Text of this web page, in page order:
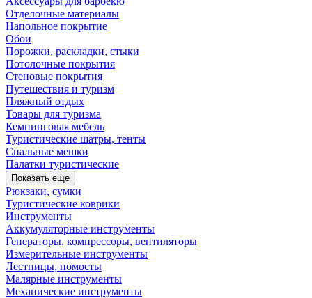
Отделочные материалы
Напольное покрытие
Обои
Порожки, раскладки, стыки
Потолочные покрытия
Стеновые покрытия
Путешествия и туризм
Пляжный отдых
Товары для туризма
Кемпинговая мебель
Туристические шатры, тенты
Спальные мешки
Палатки туристические
Показать еще
Рюкзаки, сумки
Туристические коврики
Инструменты
Аккумуляторные инструменты
Генераторы, компрессоры, вентиляторы
Измерительные инструменты
Лестницы, помосты
Малярные инструменты
Механические инструменты